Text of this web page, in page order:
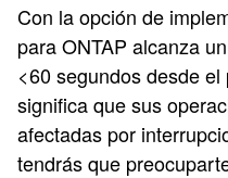
Con la opción de
para ONTAP alcanza
<60 segundos desde
significa que sus
afectadas por
tendrás que